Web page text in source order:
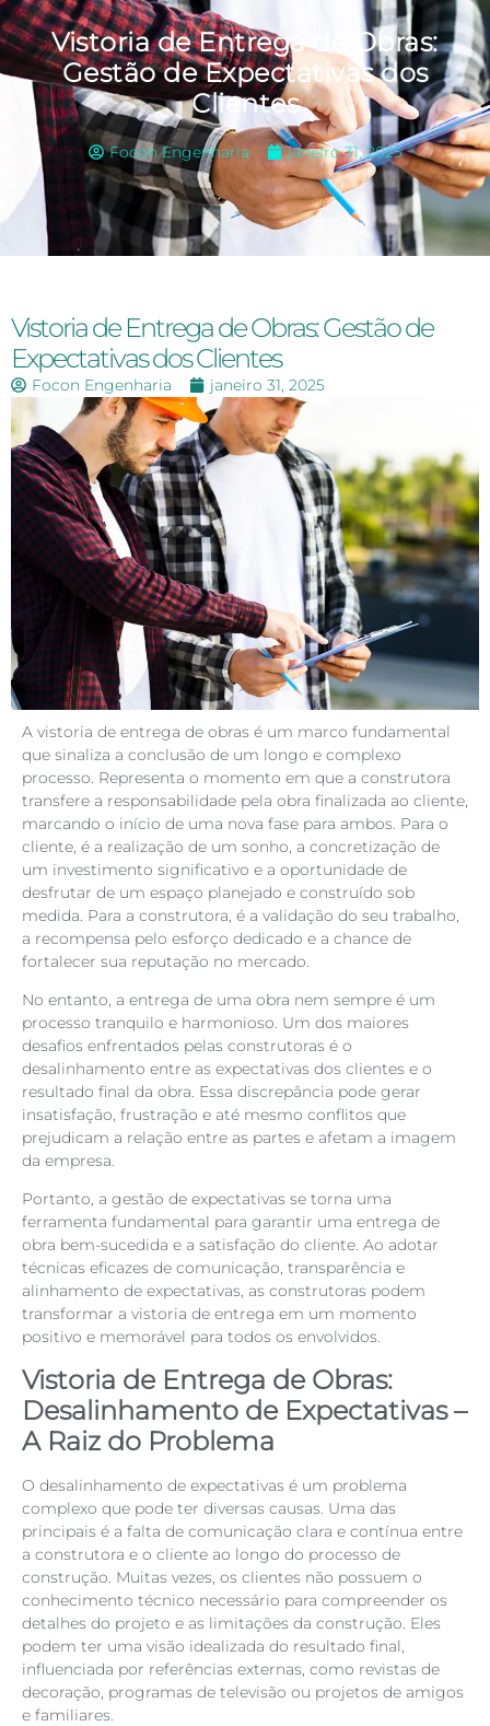
Vistoria de Entrega de Obras:
Gestão de Expectativas dos
Clientes
Focon Engenharia janeiro 31, 2025
Vistoria de Entrega de Obras: Gestão de
Expectativas dos Clientes
Focon Engenharia janeiro 31, 2025
A vistoria de entrega de obras é um marco fundamental
que sinaliza a conclusão de um longo e complexo
processo. Representa o momento em que a construtora
transfere a responsabilidade pela obra finalizada ao cliente,
marcando o início de uma nova fase para ambos. Para o
cliente, é a realização de um sonho, a concretização de
um investimento significativo e a oportunidade de
desfrutar de um espaço planejado e construído sob
medida. Para a construtora, é a validação do seu trabalho,
a recompensa pelo esforço dedicado e a chance de
fortalecer sua reputação no mercado.
No entanto, a entrega de uma obra nem sempre é um
processo tranquilo e harmonioso. Um dos maiores
desafios enfrentados pelas construtoras é o
desalinhamento entre as expectativas dos clientes e o
resultado final da obra. Essa discrepância pode gerar
insatisfação, frustração e até mesmo conflitos que
prejudicam a relação entre as partes e afetam a imagem
da empresa.
Portanto, a gestão de expectativas se torna uma
ferramenta fundamental para garantir uma entrega de
obra bem-sucedida e a satisfação do cliente. Ao adotar
técnicas eficazes de comunicação, transparência e
alinhamento de expectativas, as construtoras podem
transformar a vistoria de entrega em um momento
positivo e memorável para todos os envolvidos.
Vistoria de Entrega de Obras:
Desalinhamento de Expectativas –
A Raiz do Problema
O desalinhamento de expectativas é um problema
complexo que pode ter diversas causas. Uma das
principais é a falta de comunicação clara e contínua entre
a construtora e o cliente ao longo do processo de
construção. Muitas vezes, os clientes não possuem o
conhecimento técnico necessário para compreender os
detalhes do projeto e as limitações da construção. Eles
podem ter uma visão idealizada do resultado final,
influenciada por referências externas, como revistas de
decoração, programas de televisão ou projetos de amigos
e familiares.